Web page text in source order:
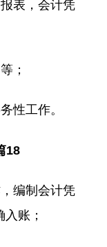
表，会计凭
；
性工作。
18
编制会计凭
账；